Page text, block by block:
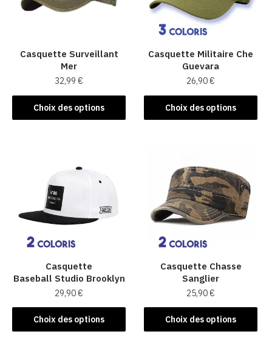
Casquette Surveillant
Mer​
32,99€
Choix des options
Ce
produit
peuvent
être
sur
la
page
du
produit
Casquette Militaire Che
Guevara
26,90€
Choix des options
Ce
produit
Les
options
peuvent
être
sur
la
page
du
produit
Casquette
Baseball Studio Brooklyn
29,90€
Choix des options
Ce
produit
Casquette Chasse
Sanglier​
25,90€
Choix des options
Ce
produit